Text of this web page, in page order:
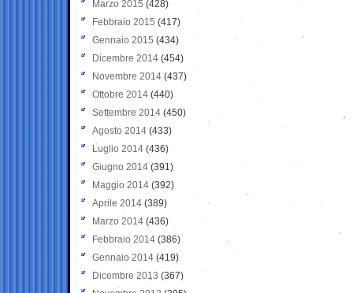
Marzo 2015 (428)
Febbraio 2015 (417)
Gennaio 2015 (434)
Dicembre 2014 (454)
Novembre 2014 (437)
Ottobre 2014 (440)
Settembre 2014 (450)
Agosto 2014 (433)
Luglio 2014 (436)
Giugno 2014 (391)
Maggio 2014 (392)
Aprile 2014 (389)
Marzo 2014 (436)
Febbraio 2014 (386)
Gennaio 2014 (419)
Dicembre 2013 (367)